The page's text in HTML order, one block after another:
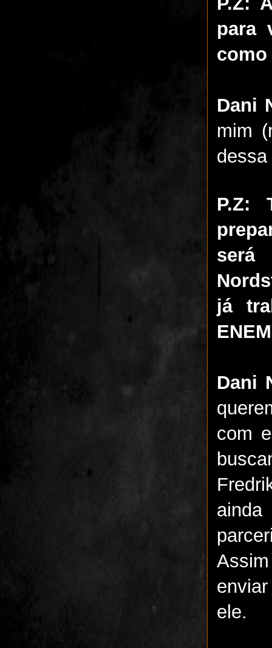
para
como
Dani
mim
P.Z:
será
já
Dani
com
ele.